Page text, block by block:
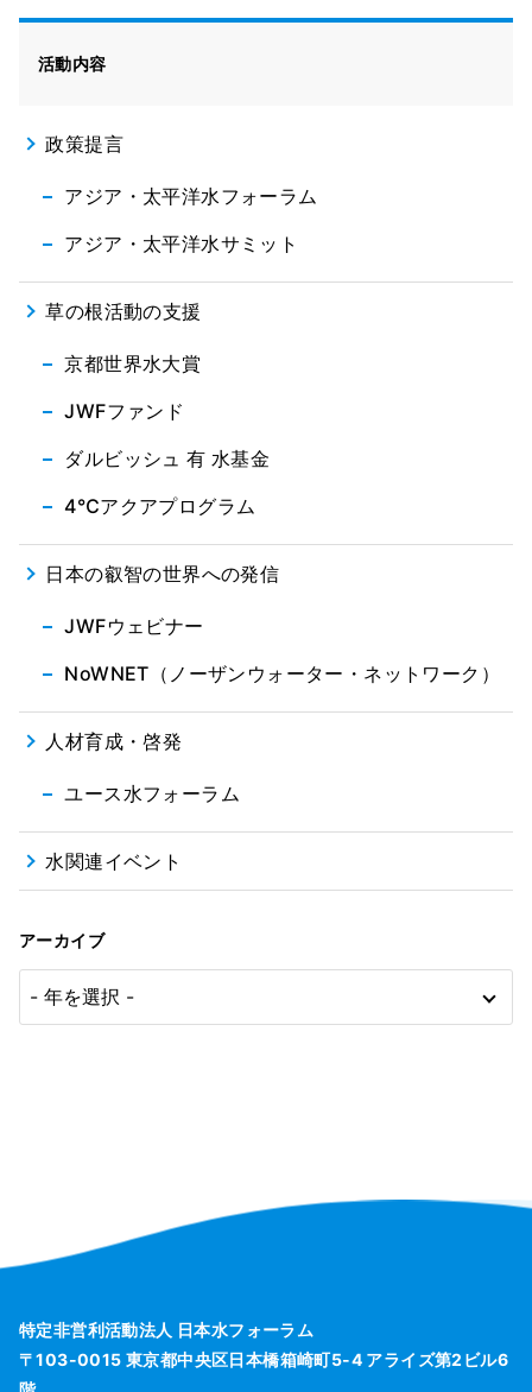
活動内容
政策提言
アジア・太平洋水フォーラム
アジア・太平洋水サミット
草の根活動の支援
京都世界水大賞
JWFファンド
ダルビッシュ 有 水基金
4℃アクアプログラム
日本の叡智の世界への発信
JWFウェビナー
NoWNET（ノーザンウォーター・ネットワーク）
人材育成・啓発
ユース水フォーラム
水関連イベント
アーカイブ
特定非営利活動法人 日本水フォーラム
〒103-0015 東京都中央区日本橋箱崎町5-4 アライズ第2ビル6